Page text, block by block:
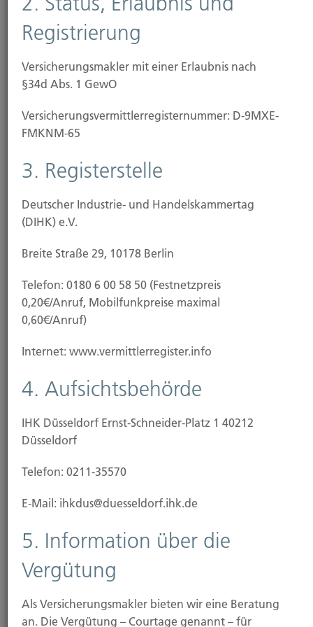
Altersvorsorgerisiken sind bei uns in guten
Händen.
Das Unternehmen
News
28.11.2025
Registrierung
Versicherungsmakler mit einer Erlaubnis nach
§34d Abs. 1 GewO
Versicherungs­vermittler­registernummer: D-9MXE-
FMKNM-65
3. Registerstelle
Deutscher Industrie- und Handelskammertag
(DIHK) e.V.
Breite Straße 29, 10178 Berlin
Telefon: 0180 6 00 58 50 (Festnetzpreis
0,20€/Anruf, Mobilfunkpreise maximal
0,60€/Anruf)
Internet: www.vermittlerregister.info
4. Aufsichtsbehörde
IHK Düsseldorf Ernst-Schneider-Platz 1 40212
Düsseldorf
Telefon: 0211-35570
E-Mail: ihkdus@duesseldorf.ihk.de
5. Information über die
Vergütung
Als Versicherungsmakler bieten wir eine Beratung
an. Die Vergütung – Courtage genannt – für